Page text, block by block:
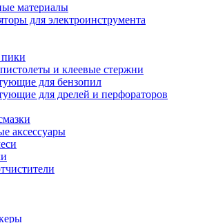
материалы
для электроинструмента
и клеевые стержни
для бензопил
для дрелей и перфораторов
аксессуары